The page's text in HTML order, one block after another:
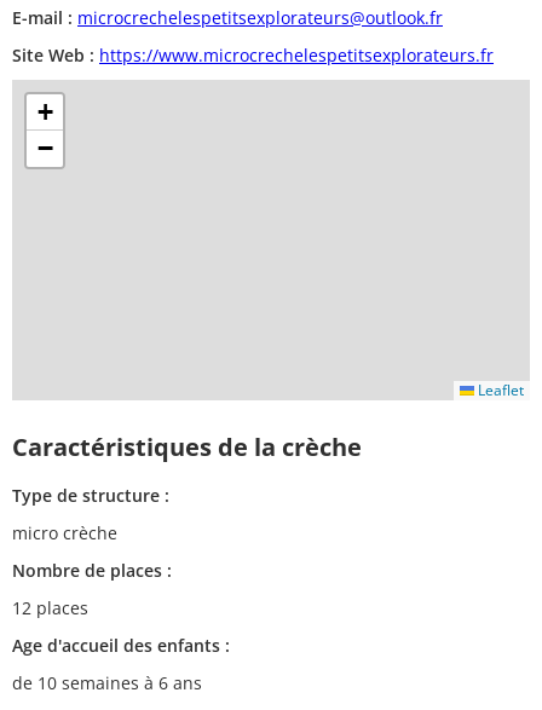
E-mail : microcrechelespetitsexplorateurs@outlook.fr
Site Web : https://www.microcrechelespetitsexplorateurs.fr
+
−
Leaflet
Caractéristiques de la crèche
Type de structure :
micro crèche
Nombre de places :
12 places
Age d'accueil des enfants :
de 10 semaines à 6 ans